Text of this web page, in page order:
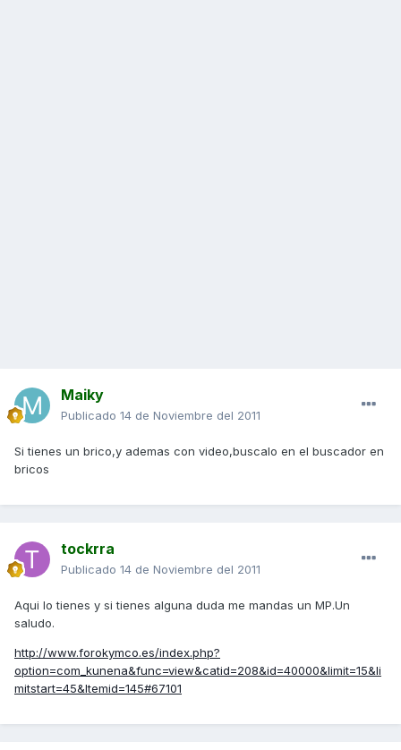
Maiky
Publicado 14 de Noviembre del 2011
Si tienes un brico,y ademas con video,buscalo en el buscador en
bricos
tockrra
Publicado 14 de Noviembre del 2011
Aqui lo tienes y si tienes alguna duda me mandas un MP.Un
saludo.
http://www.forokymco.es/index.php?
option=com_kunena&func=view&catid=208&id=40000&limit=15&li
mitstart=45&Itemid=145#67101